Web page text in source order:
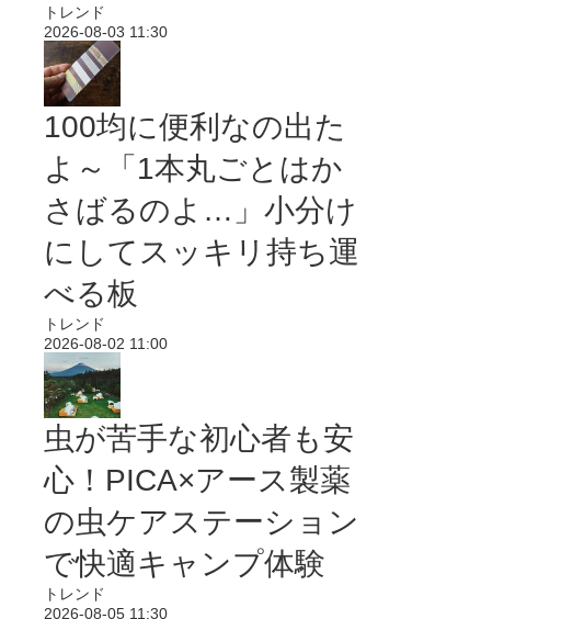
トレンド
2026-08-03 11:30
100均に便利なの出た
よ～「1本丸ごとはか
さばるのよ…」小分け
にしてスッキリ持ち運
べる板
トレンド
2026-08-02 11:00
虫が苦手な初心者も安
心！PICA×アース製薬
の虫ケアステーション
で快適キャンプ体験
トレンド
2026-08-05 11:30